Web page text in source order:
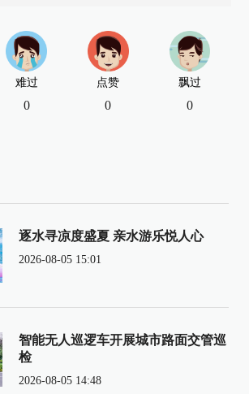
难过
0
点赞
0
飘过
0
逐水寻凉度盛夏 亲水游乐悦人心
2026-08-05 15:01
智能无人巡逻车开展城市路面交管巡
检
2026-08-05 14:48